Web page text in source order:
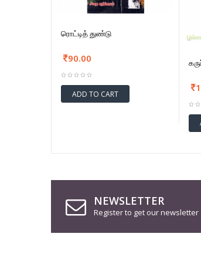
ரொட்டித் துண்டு
90.00
ADD TO CART
NEWSLETTER
Register to get our newsletter